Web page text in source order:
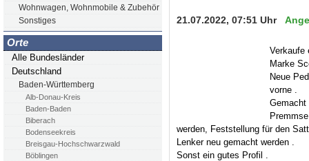
Wohnwagen, Wohnmobile & Zubehör
Sonstiges
Orte
Alle Bundesländer
Deutschland
Baden-Württemberg
Alb-Donau-Kreis
Baden-Baden
Biberach
Bodenseekreis
Breisgau-Hochschwarzwald
Böblingen
21.07.2022, 07:51 Uhr
Verkaufe
Marke
Neue
vorne .
Gemacht
werden, Feststellung für den
Lenker neu gemacht werden .
Sonst ein gutes Profil .